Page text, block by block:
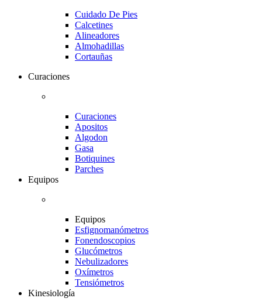
Cuidado De Pies
Calcetines
Alineadores
Almohadillas
Cortauñas
Curaciones
Curaciones
Apositos
Algodon
Gasa
Botiquines
Parches
Equipos
Equipos
Esfignomanómetros
Fonendoscopios
Glucómetros
Nebulizadores
Oxímetros
Tensiómetros
Kinesiología